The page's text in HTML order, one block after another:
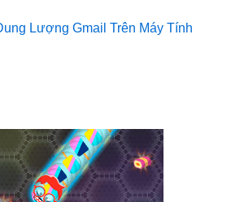
Lượng Gmail Trên Máy Tính